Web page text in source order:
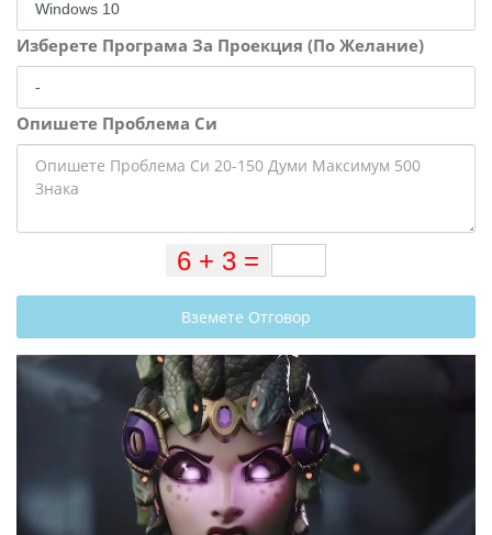
Изберете Програма За Проекция (По Желание)
Опишете Проблема Си
Вземете Отговор